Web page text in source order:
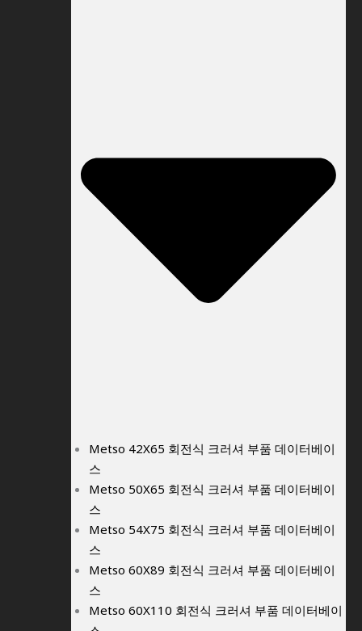
Metso 42X65 회전식 크러셔 부품 데이터베이
스
Metso 50X65 회전식 크러셔 부품 데이터베이
스
Metso 54X75 회전식 크러셔 부품 데이터베이
스
Metso 60X89 회전식 크러셔 부품 데이터베이
스
Metso 60X110 회전식 크러셔 부품 데이터베이